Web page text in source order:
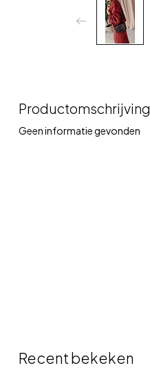
Productomschrijving
Geen informatie gevonden
Recent bekeken